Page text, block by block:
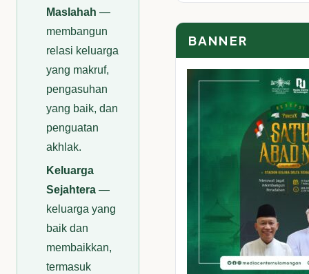
Maslahah —
membangun
relasi keluarga
yang makruf,
pengasuhan
yang baik, dan
penguatan
akhlak.
Keluarga
Sejahtera —
keluarga yang
baik dan
membaikkan,
termasuk
BANNER